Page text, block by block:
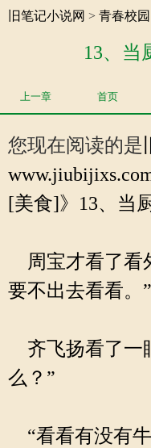
旧笔记小说网 > 青春校园
13、当
上一章 首页
您现在阅读的是
[美食]》13、当
周宝才看了看
要不出去看看。”
齐飞扬看了一
么？”
“看看有没有